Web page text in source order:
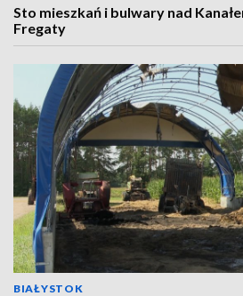
Sto mieszkań i bulwary nad
Fregaty
BIAŁYSTOK